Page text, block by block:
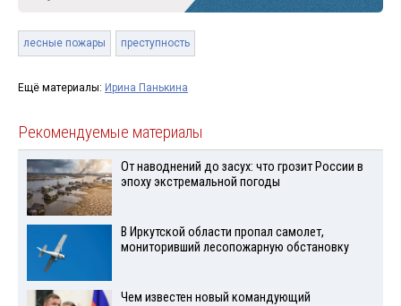
лесные пожары преступность
Ещё материалы: Ирина Панькина
Рекомендуемые материалы
От наводнений до засух: что грозит России в
эпоху экстремальной погоды
В Иркутской области пропал самолет,
мониторивший лесопожарную обстановку
Чем известен новый командующий